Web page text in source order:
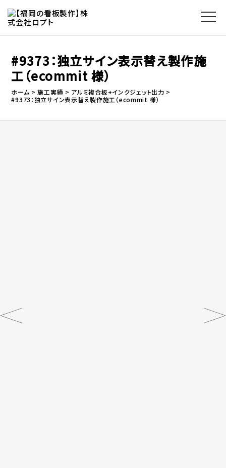
#9373：独立サイン表示替え製作施
工（ecommit 様）
ホーム 施工実績
アルミ複合板+インクジェット出力
#9373：独立サイン表示替え製作施工（ecommit 様）